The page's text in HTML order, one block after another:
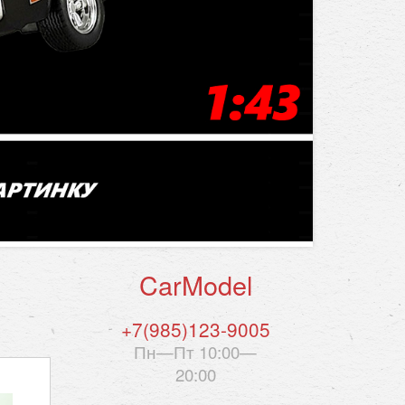
CarModel
+7(985)123-9005
Пн—Пт 10:00—
20:00